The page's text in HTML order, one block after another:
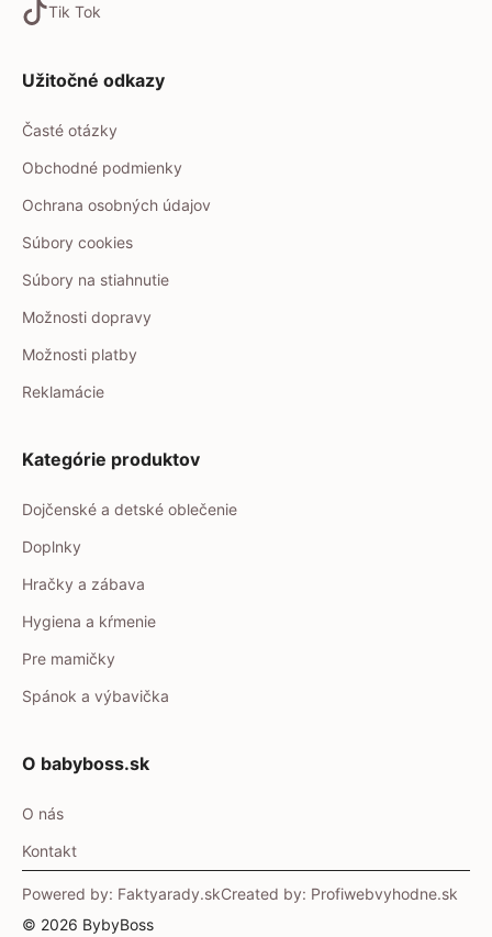
Tik Tok
Užitočné odkazy
Časté otázky
Obchodné podmienky
Ochrana osobných údajov
Súbory cookies
Súbory na stiahnutie
Možnosti dopravy
Možnosti platby
Reklamácie
Kategórie produktov
Dojčenské a detské oblečenie
Doplnky
Hračky a zábava
Hygiena a kŕmenie
Pre mamičky
Spánok a výbavička
O babyboss.sk
O nás
Kontakt
© 2026 BybyBoss
Powered by: Faktyarady.skCreated by: Profiwebvyhodne.sk
Item added to cart.